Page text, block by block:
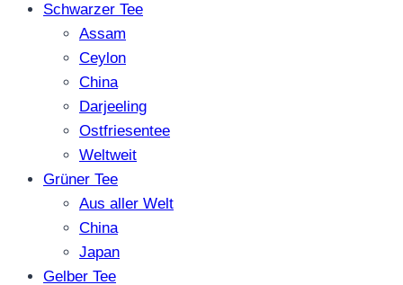
Schwarzer Tee
Assam
Ceylon
China
Darjeeling
Ostfriesentee
Weltweit
Grüner Tee
Aus aller Welt
China
Japan
Gelber Tee